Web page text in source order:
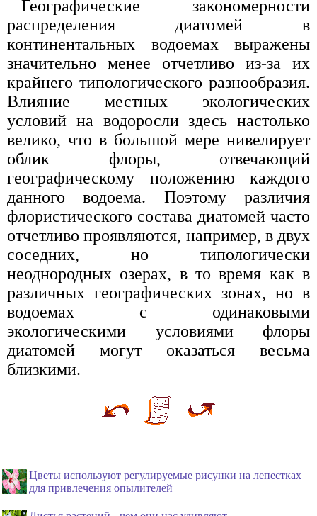
Географические закономерности
распределения диатомей в
континентальных водоемах выражены
значительно менее отчетливо из-за их
крайнего типологического разнообразия.
Влияние местных экологических
условий на водоросли здесь настолько
велико, что в большой мере нивелирует
облик флоры, отвечающий
географическому положению каждого
данного водоема. Поэтому различия
флористического состава диатомей часто
отчетливо проявляются, например, в двух
соседних, но типологически
неоднородных озерах, в то время как в
различных географических зонах, но в
водоемах с одинаковыми
экологическими условиями флоры
диатомей могут оказаться весьма
близкими.
Цветы используют регулируемые рисунки на лепестках
для привлечения опылителей